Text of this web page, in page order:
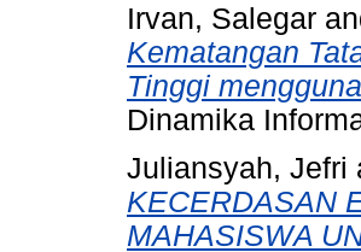
Irvan, Salegar
Kematangan
Tinggi
Dinamika
Juliansyah, Jefri
KECERDASAN
MAHASISWA